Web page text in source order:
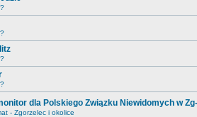
dla Polskiego Związku Niewidomych w
- Zgorzelec i okolice